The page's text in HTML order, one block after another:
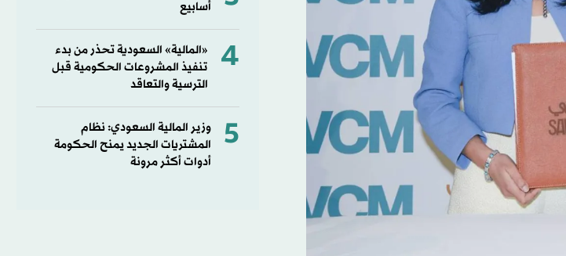
أسابيع
4
«المالية» السعودية تحذر من بدء
تنفيذ المشروعات الحكومية قبل
الترسية والتعاقد
5
وزير المالية السعودي: نظام
المشتريات الجديد يمنح الحكومة
أدوات أكثر مرونة